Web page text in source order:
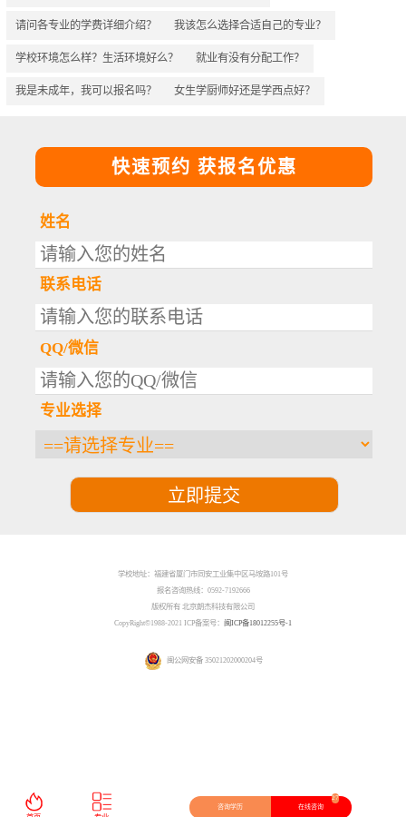
请问各专业的学费详细介绍？ 我该怎么选择合适自己的专业？
学校环境怎么样？生活环境好么？ 就业有没有分配工作？
我是未成年，我可以报名吗？ 女生学厨师好还是学西点好？
快速预约 获报名优惠
姓名
联系电话
QQ/微信
专业选择
学校地址：福建省厦门市同安工业集中区马垵路101号
报名咨询热线：0592-7192666
版权所有 北京朗杰科技有限公司
CopyRight©1988-2021 ICP备案号： 闽ICP备18012255号-1
闽公网安备 35021202000204号
咨询学历 在线咨询
27